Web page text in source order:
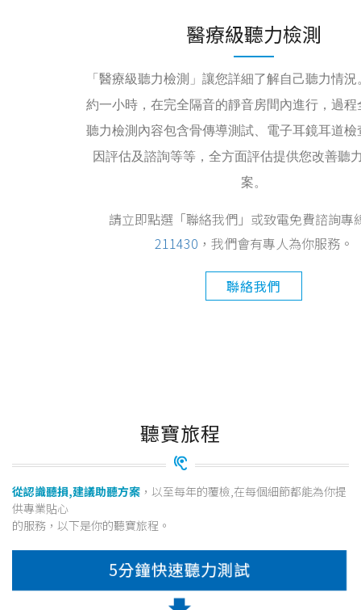
醫療級聽力檢測
「醫療級聽力檢測」讓您詳細了解自己聽力情
約一小時，在完全隔音的靜音房間內進行，過程
聽力檢測內容包含骨傳導測試、電子耳鏡耳道檢
因評估及諮詢等等，全方面評估提供您改善聽
案。
請立即點選「聯絡我們」或致電免費諮詢專
211430 ，我們會有專人為你服務。
聯絡我們
聽寶旅程
從認識聽損,建議助聽方案 ，以至每年的覆檢,在每個細節都能為你提
供專業貼心
的服務，以下是你的聽寶旅程。